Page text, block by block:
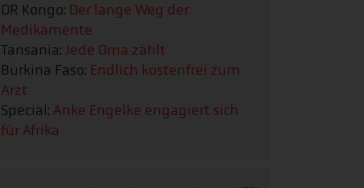
DR Kongo: Der lange Weg der
Medikamente
Tansania: Jede Oma zählt
Burkina Faso: Endlich kostenfrei zum
Arzt
Special: Anke Engelke engagiert sich
für Afrika